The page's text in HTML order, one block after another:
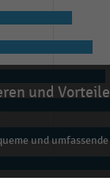
und Vorteile
und umfassende